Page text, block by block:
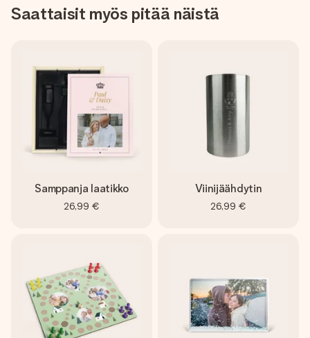
Saattaisit myös pitää näistä
Samppanja laatikko
26,99 €
Viinijäähdytin
26,99 €